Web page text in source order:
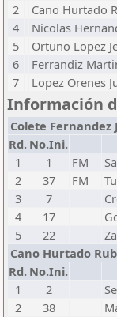
2
Cano Hurtado
4
Nicolas
5
Ortuno Lopez
6
Ferrandiz
7
Lopez Orenes
Información
Colete Fernandez
Rd. No.Ini.
1
1 FM
2
37 FM
3
7
4
17
5
22
Cano Hurtado
Rd. No.Ini.
1
2
2
38